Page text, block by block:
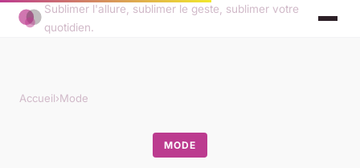
Sublimer l'allure, sublimer le geste, sublimer votre
quotidien.
Accueil›Mode
MODE